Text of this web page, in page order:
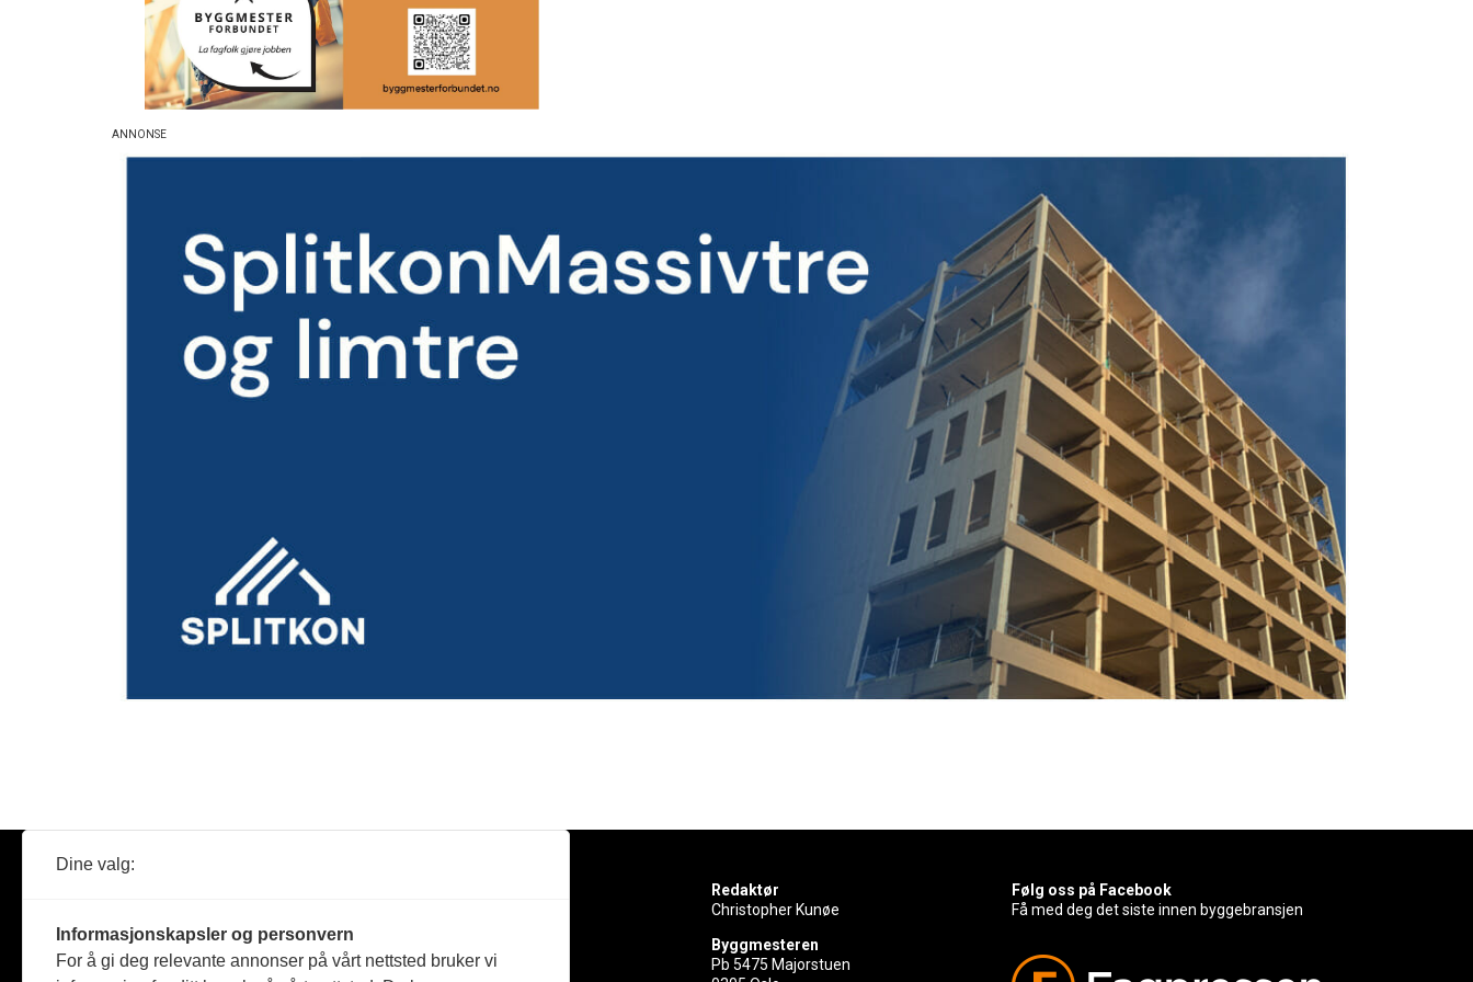
Reportasje
Redaktør
Christopher Kunøe
Byggmesteren
Pb 5475 Majorstuen
Følg oss på Facebook
Få med deg det siste innen byggebransjen
Dine valg:
Informasjonskapsler og personvern
For å gi deg relevante annonser på vårt nettsted bruker vi